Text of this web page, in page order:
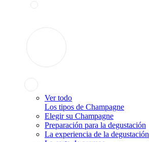
Ver todo
Los tipos de Champagne
Elegir su Champagne
Preparación para la degustación
La experiencia de la degustación